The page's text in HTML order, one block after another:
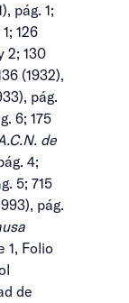
pág. 1;
126
2; 130
(1932),
pág.
6; 175
de
4;
5; 715
pág.
1, Folio
de